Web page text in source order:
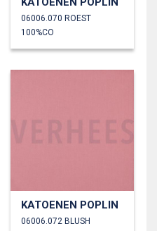
06006.070 ROEST
100%CO
KATOENEN POPLIN
06006.072 BLUSH